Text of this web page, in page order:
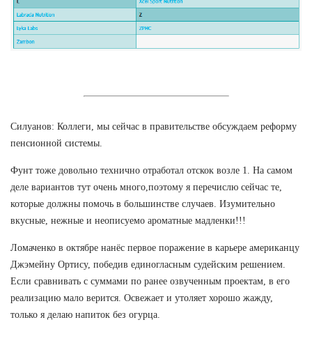
Силуанов: Коллеги, мы сейчас в правительстве обсуждаем реформу
пенсионной системы.
Фунт тоже довольно технично отработал отскок возле 1. На самом
деле вариантов тут очень много,поэтому я перечислю сейчас те,
которые должны помочь в большинстве случаев. Изумительно
вкусные, нежные и неописуемо ароматные мадленки!!!
Ломаченко в октябре нанёс первое поражение в карьере американцу
Джэмейну Ортису, победив единогласным судейским решением.
Если сравнивать с суммами по ранее озвученным проектам, в его
реализацию мало верится. Освежает и утоляет хорошо жажду,
только я делаю напиток без огурца.